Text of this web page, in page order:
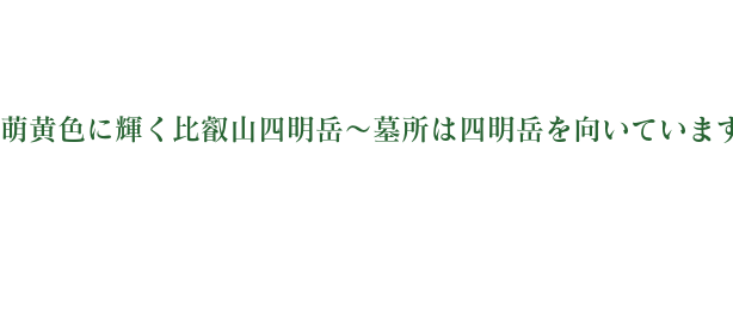
萌黄色に輝く比叡山四明岳～墓所は四明岳を向いていま